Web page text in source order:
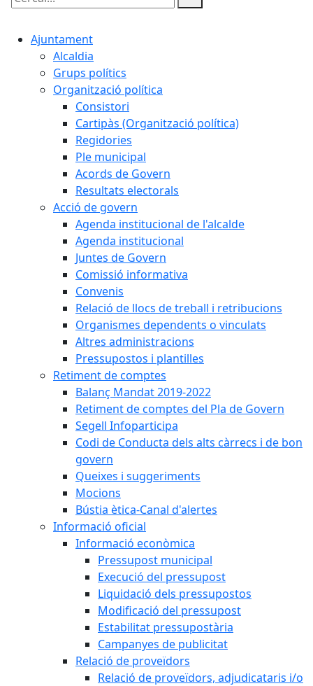
Cercar:
Ajuntament
Alcaldia
Grups polítics
Organització política
Consistori
Cartipàs (Organització política)
Regidories
Ple municipal
Acords de Govern
Resultats electorals
Acció de govern
Agenda institucional de l'alcalde
Agenda institucional
Juntes de Govern
Comissió informativa
Convenis
Relació de llocs de treball i retribucions
Organismes dependents o vinculats
Altres administracions
Pressupostos i plantilles
Retiment de comptes
Balanç Mandat 2019-2022
Retiment de comptes del Pla de Govern
Segell Infoparticipa
Codi de Conducta dels alts càrrecs i de bon
govern
Queixes i suggeriments
Mocions
Bústia ètica-Canal d'alertes
Informació oficial
Informació econòmica
Pressupost municipal
Execució del pressupost
Liquidació dels pressupostos
Modificació del pressupost
Estabilitat pressupostària
Campanyes de publicitat
Relació de proveïdors
Relació de proveïdors, adjudicataris i/o